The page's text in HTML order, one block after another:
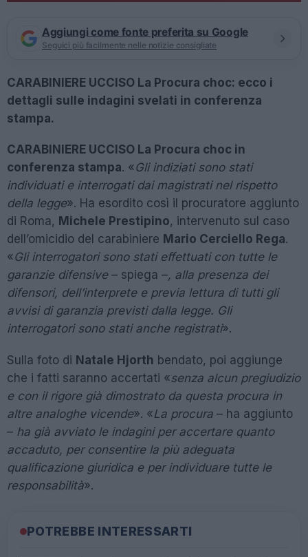
Aggiungi come fonte preferita su Google
Seguici più facilmente nelle notizie consigliate
CARABINIERE UCCISO La Procura choc: ecco i
dettagli sulle indagini svelati in conferenza
stampa.
CARABINIERE UCCISO La Procura choc in
conferenza stampa. «Gli indiziati sono stati
individuati e interrogati dai magistrati nel rispetto
della legge». Ha esordito così il procuratore aggiunto
di Roma, Michele Prestipino, intervenuto sul caso
dell’omicidio del carabiniere Mario Cerciello Rega.
«Gli interrogatori sono stati effettuati con tutte le
garanzie difensive– spiega –, alla presenza dei
difensori, dell’interprete e previa lettura di tutti gli
avvisi di garanzia previsti dalla legge. Gli
interrogatori sono stati anche registrati».
Sulla foto di Natale Hjorth bendato, poi aggiunge
che i fatti saranno accertati «senza alcun pregiudizio
e con il rigore già dimostrato da questa procura in
altre analoghe vicende». «La procura – ha aggiunto
– ha già avviato le indagini per accertare quanto
accaduto, per consentire la più adeguata
qualificazione giuridica e per individuare tutte le
responsabilità».
POTREBBE INTERESSARTI